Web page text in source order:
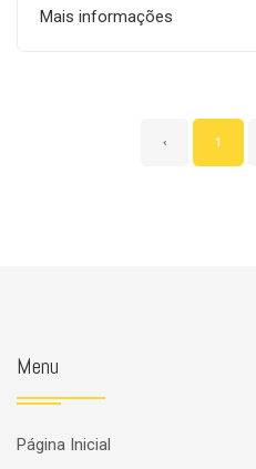
Mais informações
‹ 1
Menu
Página Inicial